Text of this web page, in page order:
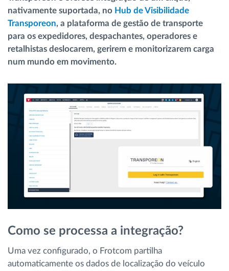
Planeamento e monitorização de rotas
Identificação automática de condutores
Ver todas as funcionalidades
Como resolvemos cada necessidade da
atividade da frota
Calculadora de Benefícios
nativamente suportada, no Hub de Visibilidade
Transporeon, a plataforma de gestão de transporte
para os expedidores, despachantes, operadores e
retalhistas deslocarem, gerirem e monitorizarem carga
num mundo em movimento.
Como se processa a integração?
Uma vez configurado, o Frotcom partilha
automaticamente os dados de localização do veículo